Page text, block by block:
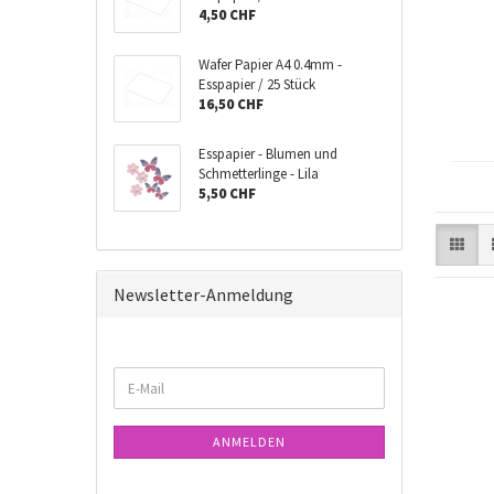
4,50 CHF
Wafer Papier A4 0.4mm -
Esspapier / 25 Stück
16,50 CHF
Esspapier - Blumen und
Schmetterlinge - Lila
5,50 CHF
Newsletter-Anmeldung
ZUR
NEWSLETTER-
E-
Mail
ANMELDEN